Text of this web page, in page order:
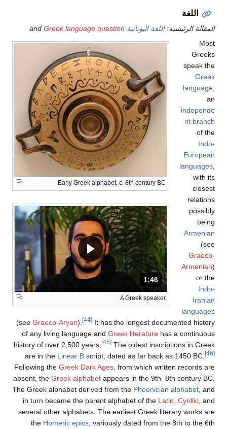
اللغة
المقالة الرئيسية:اللغة اليونانية Greek language question
Early Greek alphabet, c. 8th century BC
المدة: دقائق و 46 ثواني.
1:46
A Greek speaker
Most
Greeks
speak the
Greek
language
an
independe
nt branch
of the
Indo-
European
languages
with its
closest
relations
possibly
being
Armenian
(see
Graeco-
Armenian)
or the
Indo-
Iranian
languages
(see Graeco-Aryan). [44] It has the longest documented history
of any living language and Greek literature has a continuous
history of over 2,500 years.
[45] The oldest inscriptions in Greek
are in the Linear B script, dated as far back as 1450 BC. [46]
Following the Greek Dark Ages , from which written records are
absent, the Greek alphabet appears in the 9th–8th century BC.
The Greek alphabet derived from the Phoenician alphabet , and
in turn became the parent alphabet of the Latin Cyrillic , and
several other alphabets. The earliest Greek literary works are
the Homeric epics , variously dated from the 8th to the 6th